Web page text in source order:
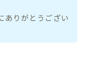
ありがとうござい